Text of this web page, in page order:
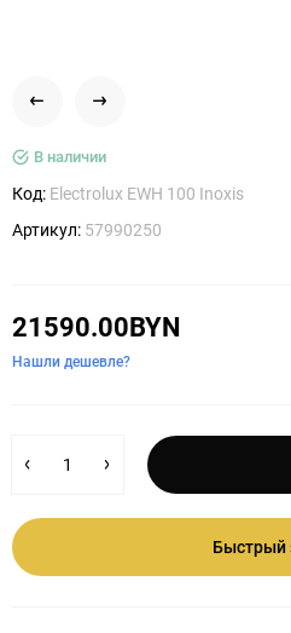
В наличии
Код: Electrolux EWH 100 Inoxis
Артикул: 57990250
21590.00BYN
Нашли дешевле?
Быстрый